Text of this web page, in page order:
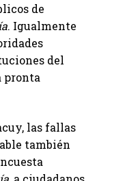
de
. Igualmente
del
pronta
las fallas
también